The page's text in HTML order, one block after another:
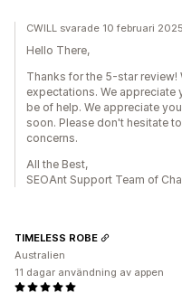
CWILL svarade 10 februari 2025
Hello There,
Thanks for the 5-star review!
expectations. We appreciate
be of help. We appreciate
soon. Please don't hesitate
concerns.
All the Best,
SEOAnt Support Team of
TIMELESS ROBE
Australien
11 dagar användning av appen